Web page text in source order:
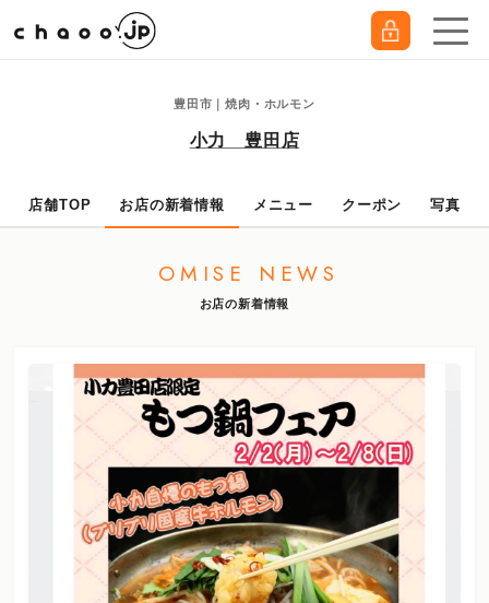
豊田市｜焼肉・ホルモン
小力 豊田店
店舗TOP お店の新着情報 メニュー クーポン 写真
OMISE NEWS
お店の新着情報